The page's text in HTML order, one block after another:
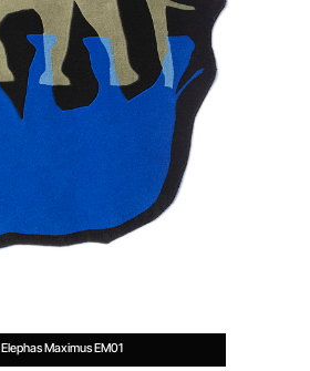
Elephas Maximus EM01